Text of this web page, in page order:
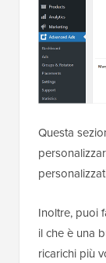
Questa
Inoltre, puoi
il che è una
ricarichi più